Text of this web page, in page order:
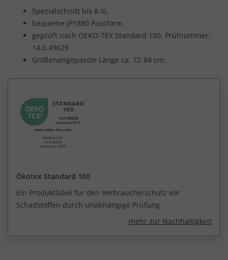
Spezialschnitt bis 8 XL
bequeme JP1880 Passform
geprüft nach OEKO-TEX Standard 100, Prüfnummer:
14.0.49629
Größenangepasste Länge ca. 72-84 cm.
Ökotex Standard 100
Ein Produktlabel für den Verbraucherschutz vor
Schadstoffen durch unabhängige Prüfung.
mehr zur Nachhaltigkeit